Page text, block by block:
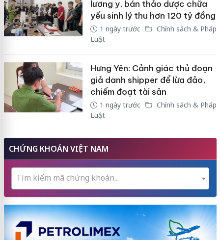
lương y, bán thảo dược chữa
yếu sinh lý thu hơn 120 tỷ đồng
1 ngày trước
Chính sách & Pháp
Luật
Hưng Yên: Cảnh giác thủ đoạn
giả danh shipper để lừa đảo,
chiếm đoạt tài sản
1 ngày trước
Chính sách & Pháp
Luật
CHỨNG KHOÁN VIỆT NAM
Tìm kiếm mã chứng khoán...